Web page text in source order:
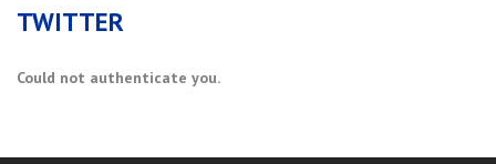
TWITTER
Could not authenticate you.